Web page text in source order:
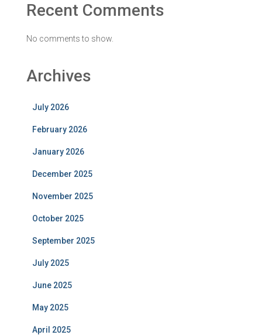
Recent Comments
No comments to show.
Archives
July 2026
February 2026
January 2026
December 2025
November 2025
October 2025
September 2025
July 2025
June 2025
May 2025
April 2025